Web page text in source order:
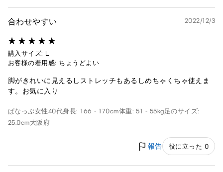
合わせやすい 2022/12/3
購入サイズ: L
お客様の着用感: ちょうどよい
脚がきれいに見えるしストレッチもあるしめちゃくちゃ使えま
す。お気に入り
ぱなっぷ女性40代身長: 166 - 170cm体重: 51 - 55kg足のサイズ:
25.0cm大阪府
報告 役に立った 0